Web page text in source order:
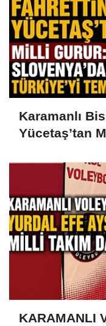
Karamanlı
Yücetaş’tan
KARAMANLI